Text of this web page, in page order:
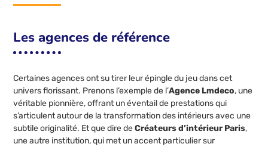
Les agences de référence
Certaines agences ont su tirer leur épingle du jeu dans cet
univers florissant. Prenons l’exemple de l’Agence Lmdeco, une
véritable pionnière, offrant un éventail de prestations qui
s’articulent autour de la transformation des intérieurs avec une
subtile originalité. Et que dire deCréateurs d’intérieur Paris,
une autre institution, qui met un accent particulier sur